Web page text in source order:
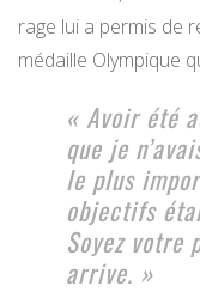
rage lui a permis de
médaille Olympique
« Avoir été
que je
le plus
objectifs
Soyez votre
arrive. »